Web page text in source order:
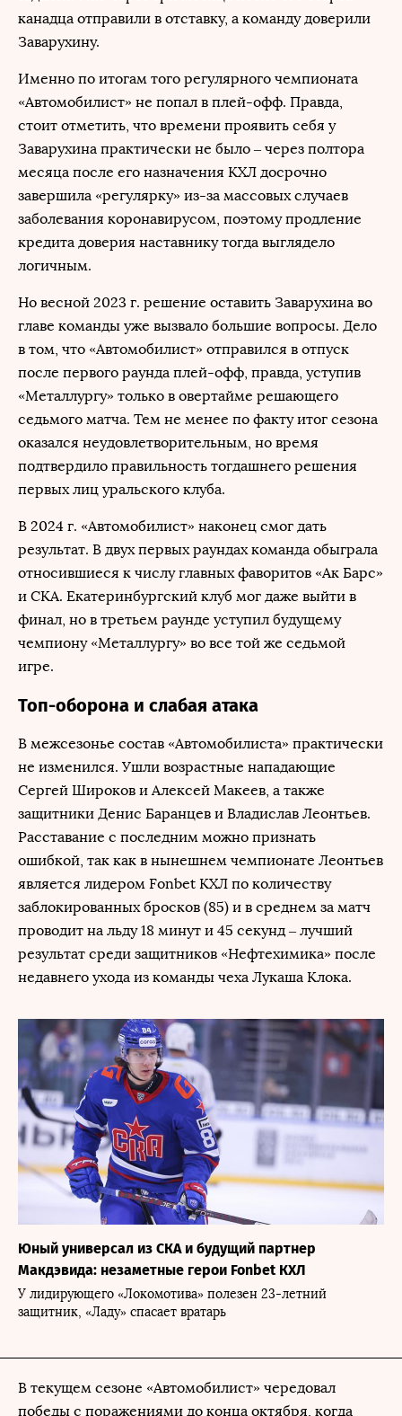
канадца отправили в отставку, а команду доверили
Заварухину.
Именно по итогам того регулярного чемпионата
«Автомобилист» не попал в плей-офф. Правда,
стоит отметить, что времени проявить себя у
Заварухина практически не было – через полтора
месяца после его назначения КХЛ досрочно
завершила «регулярку» из-за массовых случаев
заболевания коронавирусом, поэтому продление
кредита доверия наставнику тогда выглядело
логичным.
Но весной 2023 г. решение оставить Заварухина во
главе команды уже вызвало большие вопросы. Дело
в том, что «Автомобилист» отправился в отпуск
после первого раунда плей-офф, правда, уступив
«Металлургу» только в овертайме решающего
седьмого матча. Тем не менее по факту итог сезона
оказался неудовлетворительным, но время
подтвердило правильность тогдашнего решения
первых лиц уральского клуба.
В 2024 г. «Автомобилист» наконец смог дать
результат. В двух первых раундах команда обыграла
относившиеся к числу главных фаворитов «Ак Барс»
и СКА. Екатеринбургский клуб мог даже выйти в
финал, но в третьем раунде уступил будущему
чемпиону «Металлургу» во все той же седьмой
игре.
Топ-оборона и слабая атака
В межсезонье состав «Автомобилиста» практически
не изменился. Ушли возрастные нападающие
Сергей Широков и Алексей Макеев, а также
защитники Денис Баранцев и Владислав Леонтьев.
Расставание с последним можно признать
ошибкой, так как в нынешнем чемпионате Леонтьев
является лидером Fonbet КХЛ по количеству
заблокированных бросков (85) и в среднем за матч
проводит на льду 18 минут и 45 секунд – лучший
результат среди защитников «Нефтехимика» после
недавнего ухода из команды чеха Лукаша Клока.
Юный универсал из СКА и будущий партнер
Макдэвида: незаметные герои Fonbet КХЛ
У лидирующего «Локомотива» полезен 23-летний
защитник, «Ладу» спасает вратарь
В текущем сезоне «Автомобилист» чередовал
победы с поражениями до конца октября, когда